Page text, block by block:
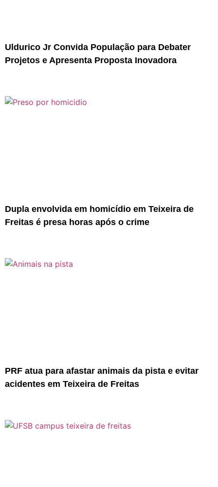
Uldurico Jr Convida População para Debater
Projetos e Apresenta Proposta Inovadora
Dupla envolvida em homicídio em Teixeira de
Freitas é presa horas após o crime
PRF atua para afastar animais da pista e evitar
acidentes em Teixeira de Freitas